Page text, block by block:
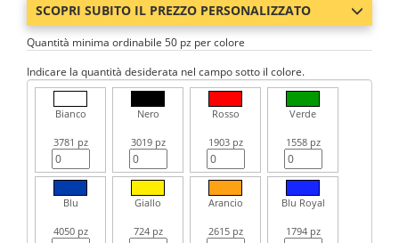
SCOPRI SUBITO IL PREZZO PERSONALIZZATO
Quantità minima ordinabile 50 pz per colore
Indicare la quantità desiderata nel campo sotto il colore.
Bianco
3781 pz
Nero
3019 pz
Rosso
1903 pz
Verde
1558 pz
Blu
4050 pz
Giallo
724 pz
Arancio
2615 pz
Blu Royal
1794 pz